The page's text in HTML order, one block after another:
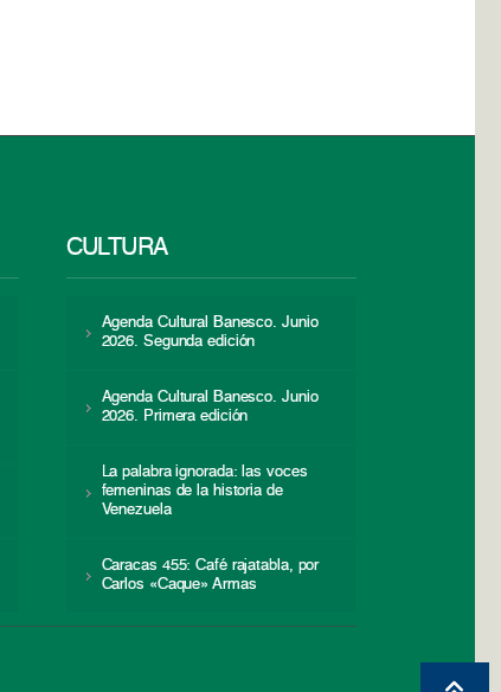
CULTURA
Agenda Cultural Banesco. Junio
2026. Segunda edición
Agenda Cultural Banesco. Junio
2026. Primera edición
La palabra ignorada: las voces
femeninas de la historia de
Venezuela
Caracas 455: Café rajatabla, por
Carlos «Caque» Armas